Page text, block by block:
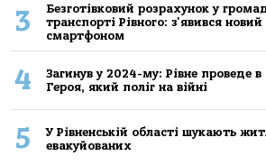
3
Безготівковий розрахунок у
транспорті Рівного: з'явився
смартфоном
4
Загинув у 2024-му: Рівне проведе
Героя, який поліг на війні
5
У Рівненській області шукають
евакуйованих